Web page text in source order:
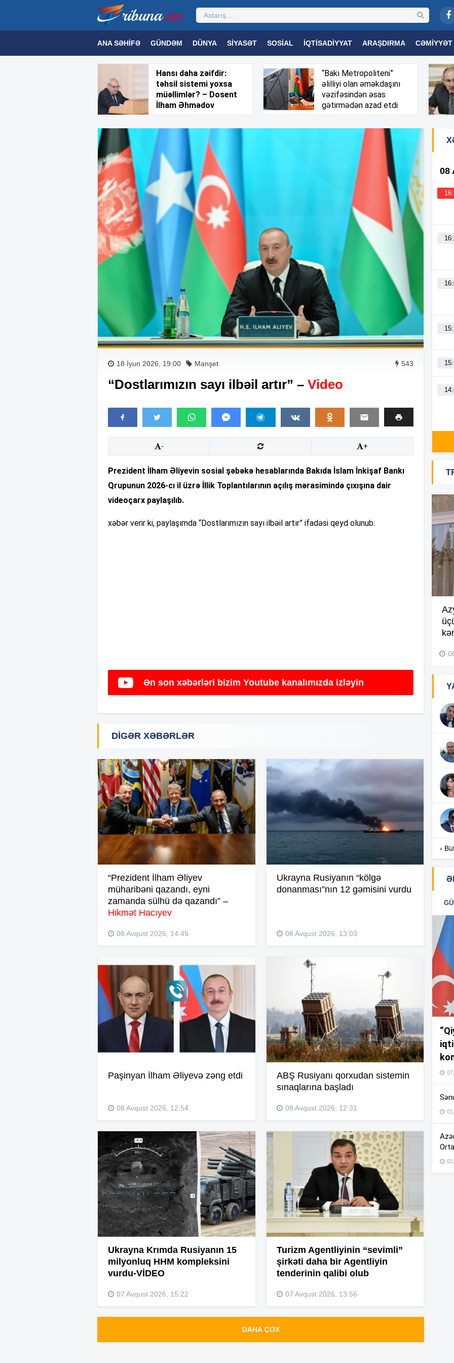
ANA SƏHIFƏ GÜNDƏM DÜNYA SIYASƏT SOSIAL İQTISADIYYAT ARAŞDIRMA CƏMIYYƏT
MAQAZIN TEXNOLOGIYA TƏHSIL SAĞLAMLIQ MARAQLI TRIBUNA TV
Hansı daha zəifdir:
təhsil sistemi yoxsa
müəllimlər? – Dosent
İlham Əhmədov
“Bakı Metropoliteni”
əlilliyi olan əməkdaşını
vəzifəsindən əsas
gətirmədən azad etdi
18 İyun 2026, 19:00 Manşet 543
“Dostlarımızın sayı ilbəil artır” – Video
- +
Prezident İlham Əliyevin sosial şəbəkə hesablarında Bakıda İslam İnkişaf Bankı
Qrupunun 2026-cı il üzrə İllik Toplantılarının açılış mərasimində çıxışına dair
videoçarx paylaşılıb.
xəbər verir ki, paylaşımda “Dostlarımızın sayı ilbəil artır” ifadəsi qeyd olunub:
Ən son xəbərləri bizim Youtube kanalımızda izləyin
DIGƏR XƏBƏRLƏR
“Prezident İlham Əliyev
müharibəni qazandı, eyni
zamanda sülhü də qazandı” –
Hikmət Hacıyev
08 Avqust 2026, 14:45
Ukrayna Rusiyanın “kölgə
donanması”nın 12 gəmisini vurdu
08 Avqust 2026, 13:03
Paşinyan İlham Əliyevə zəng etdi
08 Avqust 2026, 12:54
ABŞ Rusiyanı qorxudan sistemin
sınaqlarına başladı
08 Avqust 2026, 12:31
Ukrayna Krımda Rusiyanın 15
milyonluq HHM kompleksini
vurdu-VİDEO
07 Avqust 2026, 15:22
Turizm Agentliyinin “sevimli”
şirkəti daha bir Agentliyin
tenderinin qalibi olub
07 Avqust 2026, 13:56
DAHA ÇOX
08
›